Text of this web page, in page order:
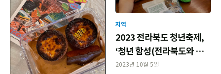
지역
2023 전라북도 청년축제,
‘청년 함성(전라북도와 청년
이 함께 성공!)’
2023년 10월 5일